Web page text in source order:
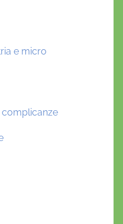
e micro
complicanze